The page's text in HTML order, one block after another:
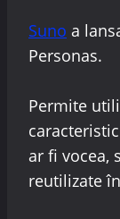
Suno a
Personas.
Permite
ar fi vocea,
reutilizate